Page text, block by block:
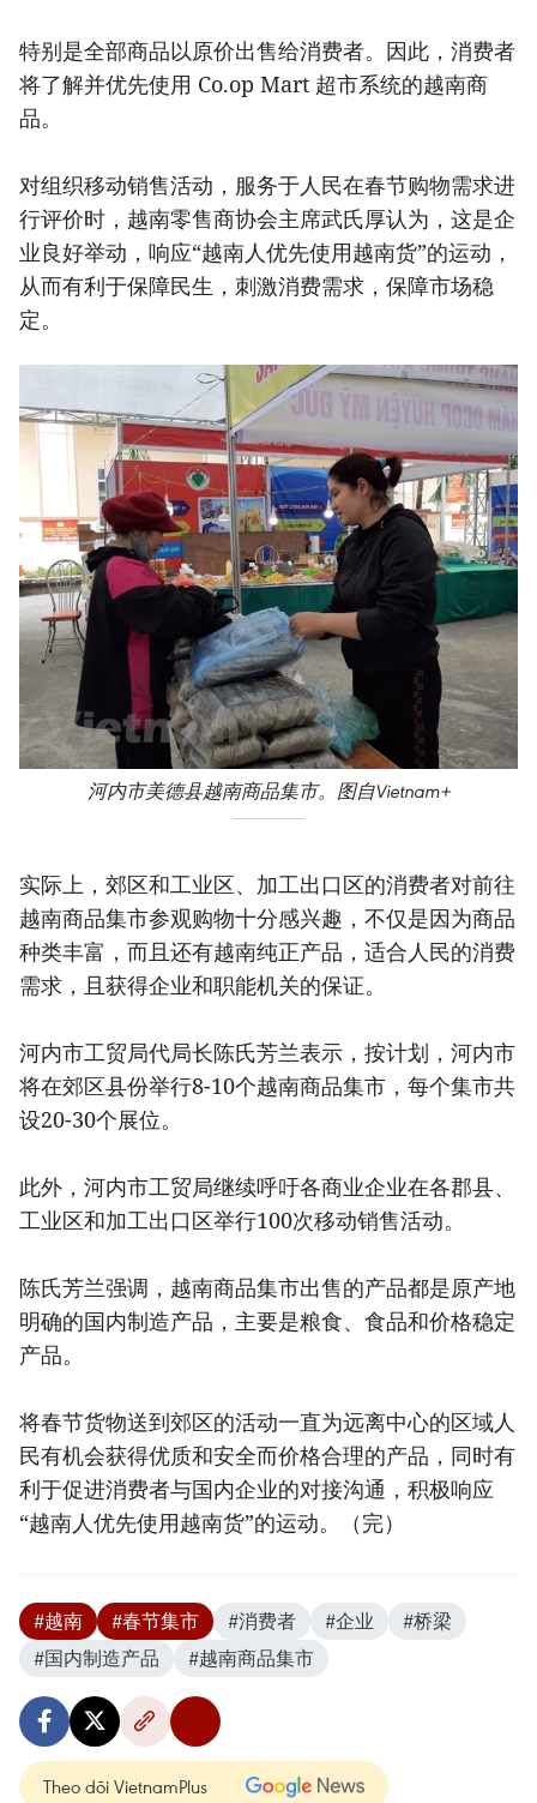
特别是全部商品以原价出售给消费者。因此，消费者
将了解并优先使用 Co.op Mart 超市系统的越南商
品。
对组织移动销售活动，服务于人民在春节购物需求进
行评价时，越南零售商协会主席武氏厚认为，这是企
业良好举动，响应“越南人优先使用越南货”的运动，
从而有利于保障民生，刺激消费需求，保障市场稳
定。
河内市美德县越南商品集市。图自Vietnam+
实际上，郊区和工业区、加工出口区的消费者对前往
越南商品集市参观购物十分感兴趣，不仅是因为商品
种类丰富，而且还有越南纯正产品，适合人民的消费
需求，且获得企业和职能机关的保证。
河内市工贸局代局长陈氏芳兰表示，按计划，河内市
将在郊区县份举行8-10个越南商品集市，每个集市共
设20-30个展位。
此外，河内市工贸局继续呼吁各商业企业在各郡县、
工业区和加工出口区举行100次移动销售活动。
陈氏芳兰强调，越南商品集市出售的产品都是原产地
明确的国内制造产品，主要是粮食、食品和价格稳定
产品。
将春节货物送到郊区的活动一直为远离中心的区域人
民有机会获得优质和安全而价格合理的产品，同时有
利于促进消费者与国内企业的对接沟通，积极响应
“越南人优先使用越南货”的运动。（完）
#越南 #春节集市 #消费者 #企业
#桥梁
#国内制造产品
#越南商品集市
Theo dõi VietnamPlus